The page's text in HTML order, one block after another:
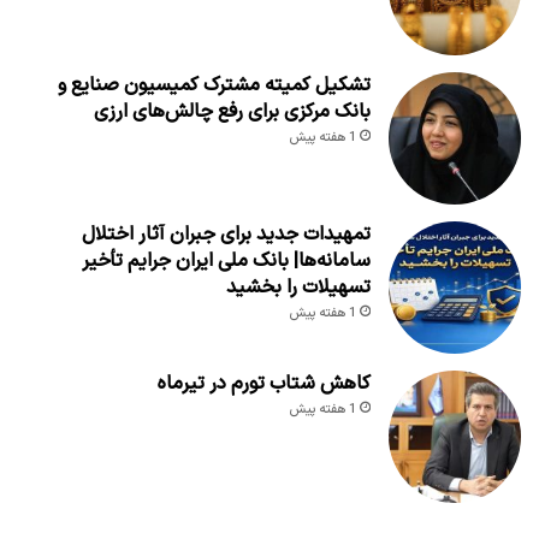
تشکیل کمیته مشترک کمیسیون صنایع و
بانک مرکزی برای رفع چالش‌های ارزی
1 هفته پیش
تمهیدات جدید برای جبران آثار اختلال
سامانه‌ها| بانک ملی ایران جرایم تأخیر
تسهیلات را بخشید
1 هفته پیش
کاهش شتاب تورم در تیرماه
1 هفته پیش